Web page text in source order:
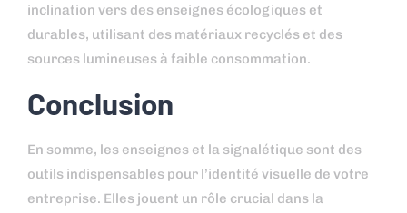
inclination vers des enseignes écologiques et
durables, utilisant des matériaux recyclés et des
sources lumineuses à faible consommation.
Conclusion
En somme, les enseignes et la signalétique sont des
outils indispensables pour l’identité visuelle de votre
entreprise. Elles jouent un rôle crucial dans la